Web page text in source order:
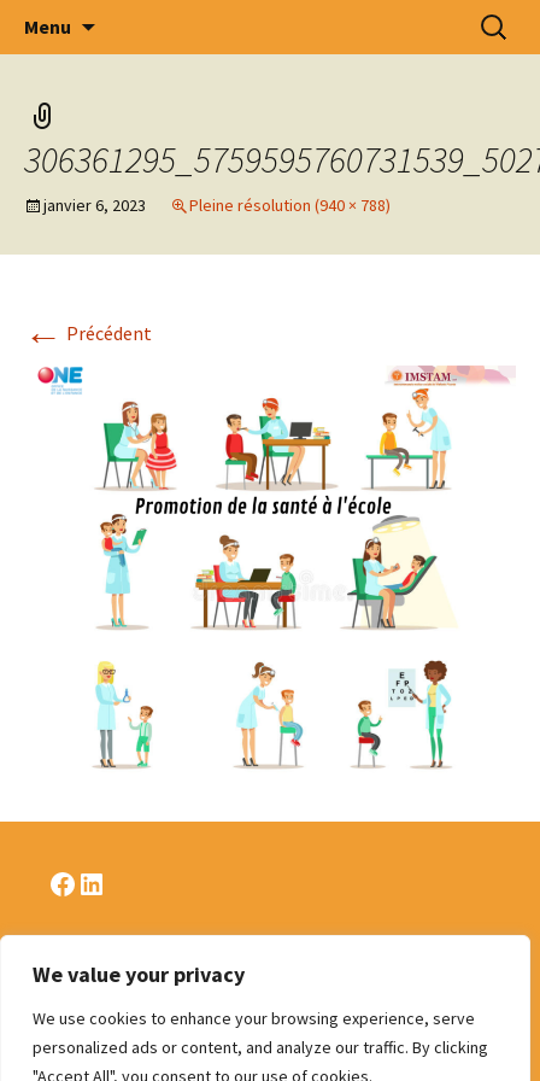
We value your privacy
We use cookies to enhance your browsing experience, serve
personalized ads or content, and analyze our traffic. By clicking
"Accept All", you consent to our use of cookies.
Intercommunale d' Oeuvres Médico –
Sociales des Arrondissements de Tournai –
Ath – Mouscron et Cantons Limitrophes
.S.C.R.L.
Menu
janvier 6, 2023 Pleine résolution (940 × 788)
← Précédent
Facebook
LinkedIn